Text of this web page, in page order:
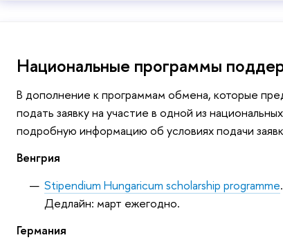
Национальные программы
В дополнение к программам обмена, которые
подать заявку на участие в одной из
подробную информацию об условиях подачи
Венгрия
Stipendium Hungaricum scholarship programme
Дедлайн: март ежегодно.
Германия